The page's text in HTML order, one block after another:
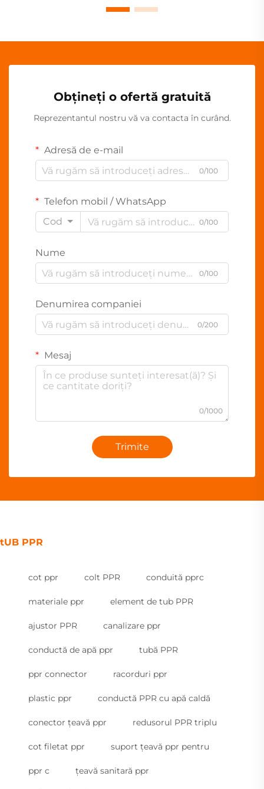
Obțineți o ofertă gratuită
Reprezentantul nostru vă va contacta în curând.
Adresă de e-mail
0/100
Telefon mobil / WhatsApp
Cod
0/100
Nume
0/100
Denumirea companiei
0/200
Mesaj
0/1000
Trimite
tUB PPR
cot ppr colt PPR conduită pprc
materiale ppr element de tub PPR
ajustor PPR canalizare ppr
conductă de apă ppr tubă PPR
ppr connector racorduri ppr
plastic ppr conductă PPR cu apă caldă
conector țeavă ppr redusorul PPR triplu
cot filetat ppr suport țeavă ppr pentru
ppr c țeavă sanitară ppr